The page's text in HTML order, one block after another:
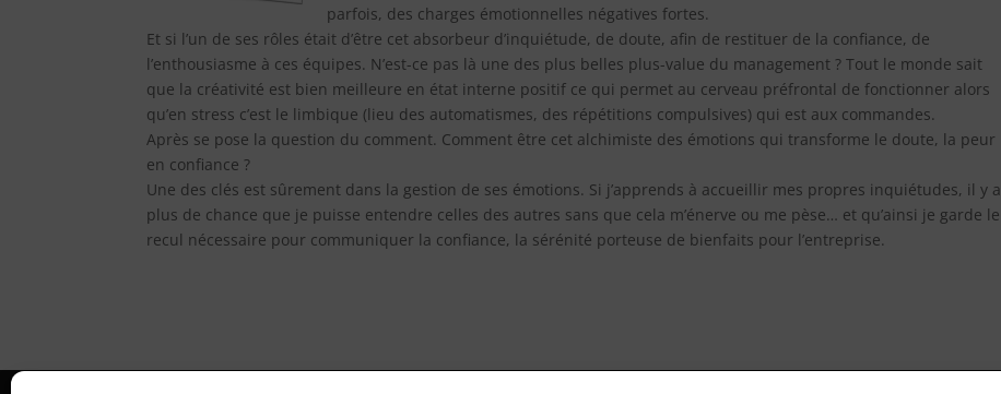
parfois, des charges émotionnelles négatives fortes.
Et si l’un de ses rôles était d’être cet absorbeur d’inquiétude, de doute, afin de restituer de la confiance, de
l’enthousiasme à ces équipes. N’est-ce pas là une des plus belles plus-value du management ? Tout le monde sait
que la créativité est bien meilleure en état interne positif ce qui permet au cerveau préfrontal de fonctionner alors
qu’en stress c’est le limbique (lieu des automatismes, des répétitions compulsives) qui est aux commandes.
Après se pose la question du comment. Comment être cet alchimiste des émotions qui transforme le doute, la peur
en confiance ?
Une des clés est sûrement dans la gestion de ses émotions. Si j’apprends à accueillir mes propres inquiétudes, il y a
plus de chance que je puisse entendre celles des autres sans que cela m’énerve ou me pèse… et qu’ainsi je garde le
recul nécessaire pour communiquer la confiance, la sérénité porteuse de bienfaits pour l’entreprise.